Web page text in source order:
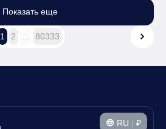
Показать еще
1 2 ... 80333
RU | ₽